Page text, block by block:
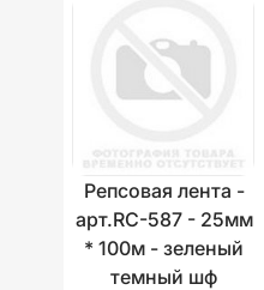
Репсовая лента -
арт.RC-587 - 25мм
* 100м - зеленый
темный шф